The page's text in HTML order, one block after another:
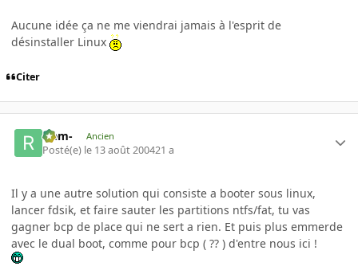
Aucune idée ça ne me viendrai jamais à l'esprit de
désinstaller Linux
Citer
-rem- Ancien
Posté(e) le 13 août 200421 a
Il y a une autre solution qui consiste a booter sous linux,
lancer fdsik, et faire sauter les partitions ntfs/fat, tu vas
gagner bcp de place qui ne sert a rien. Et puis plus emmerde
avec le dual boot, comme pour bcp ( ?? ) d'entre nous ici !